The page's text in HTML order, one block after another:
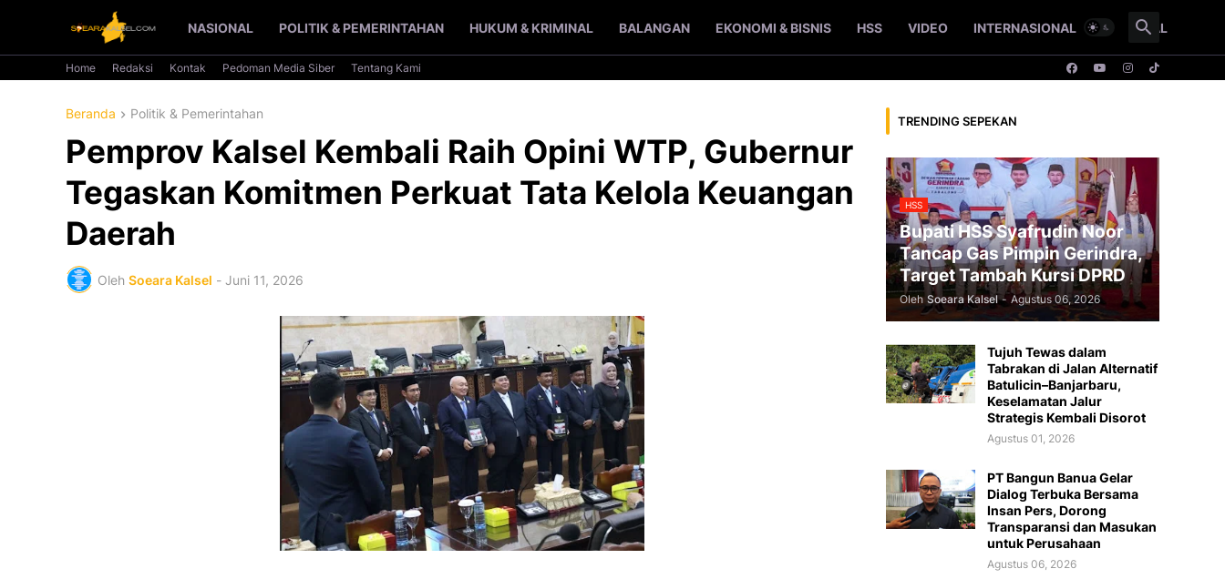
NASIONAL POLITIK & PEMERINTAHAN HUKUM & KRIMINAL BALANGAN EKONOMI & BISNIS HSS VIDEO INTERNASIONAL NASIONAL
Home Redaksi Kontak Pedoman Media Siber Tentang Kami
Beranda Politik & Pemerintahan
Pemprov Kalsel Kembali Raih Opini WTP, Gubernur
Tegaskan Komitmen Perkuat Tata Kelola Keuangan
Daerah
Oleh Soeara Kalsel - Juni 11, 2026
TRENDING SEPEKAN
HSS
Bupati HSS Syafrudin Noor
Tancap Gas Pimpin Gerindra,
Target Tambah Kursi DPRD
Oleh Soeara Kalsel - Agustus 06, 2026
Tujuh Tewas dalam
Tabrakan di Jalan Alternatif
Batulicin–Banjarbaru,
Keselamatan Jalur
Strategis Kembali Disorot
Agustus 01, 2026
PT Bangun Banua Gelar
Dialog Terbuka Bersama
Insan Pers, Dorong
Transparansi dan Masukan
untuk Perusahaan
Agustus 06, 2026